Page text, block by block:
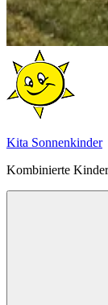
Kita Sonnenkinder
Kombinierte